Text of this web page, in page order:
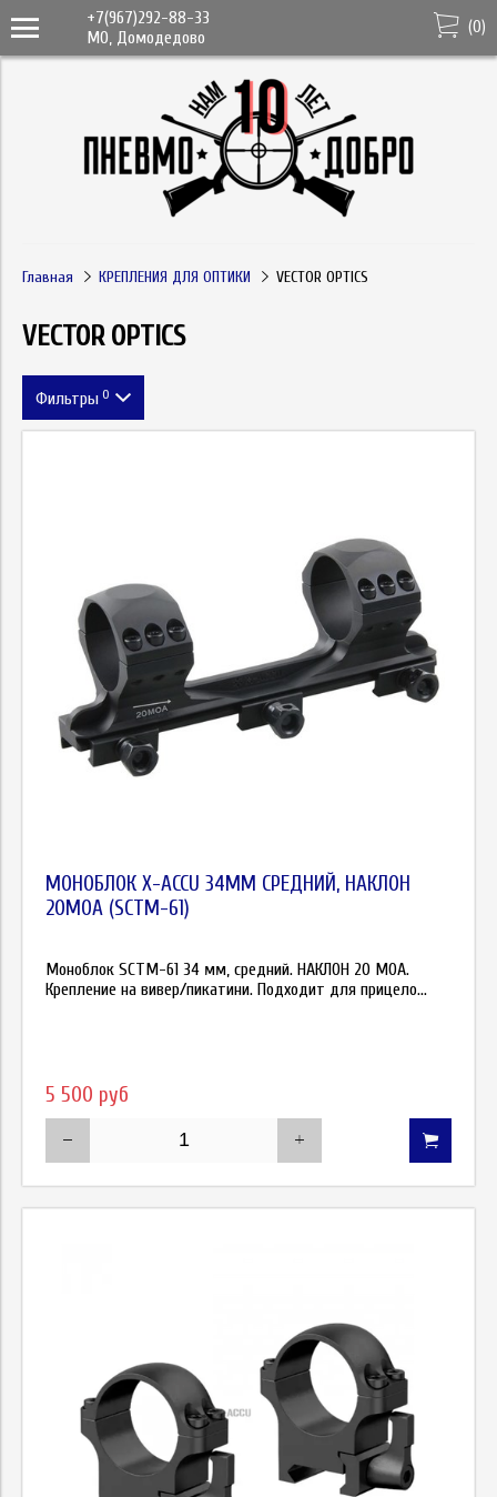
+7(967)292-88-33
МО, Домодедово
(0)
Главная КРЕПЛЕНИЯ ДЛЯ ОПТИКИ VECTOR OPTICS
VECTOR OPTICS
Фильтры 0
МОНОБЛОК X-ACCU 34ММ СРЕДНИЙ, НАКЛОН
20МОА (SCTM-61)
Моноблок SCTM-61 34 мм, средний. НАКЛОН 20 МОА.
Крепление на вивер/пикатини. Подходит для прицело...
5 500 руб